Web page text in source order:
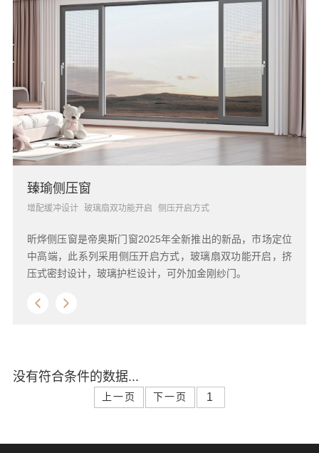
臻瑜侧压窗
增配缓冲设计 玻璃扇双功能开启 侧压开启方式
昕烨侧压窗是帝奥斯门窗2025年全新推出的新品，市场定位
中高端，此系列采用侧压开启方式，玻璃扇双功能开启，挤
压式密封设计，玻璃护栏设计，可外加金刚纱门。
没有符合条件的数据...
上一页 下一页